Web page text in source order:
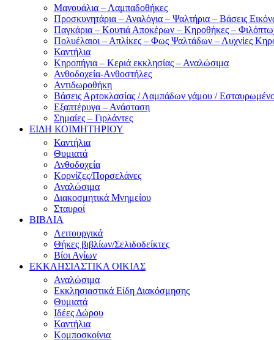
Μανουάλια – Λαμπαδοθήκες
Προσκυνητάρια – Αναλόγια – Ψαλτήρια – Βάσεις
Παγκάρια – Κουτιά Αποκέρων – Κηροθήκες –
Πολυέλαιοι – Απλίκες – Φως Ψαλτάδων – Λυχνίες
Καντήλια
Κηροπήγια – Κεριά εκκλησίας – Αναλώσιμα
Ανθοδοχεία-Aνθοστήλες
Αντιδωροθήκη
Βάσεις Αρτοκλασίας / Λαμπάδων γάμου /
Εξαπτέρυγα – Ανάσταση
Σημαίες – Γιρλάντες
ΕΙΔΗ ΚΟΙΜΗΤΗΡΙΟΥ
Καντήλια
Θυμιατά
Ανθοδοχεία
Κορνίζες/Πορσελάνες
Αναλώσιμα
Διακοσμητικά Μνημείου
Σταυροί
ΒΙΒΛΙΑ
Λειτουργικά
Θήκες βιβλίων/Σελιδοδείκτες
Βίοι Αγίων
ΕΚΚΛΗΣΙΑΣΤΙΚΑ ΟΙΚΙΑΣ
Αναλώσιμα
Εκκλησιαστικά Είδη Διακόσμησης
Θυμιατά
Ιδέες Δώρου
Καντήλια
Κομποσκοίνια